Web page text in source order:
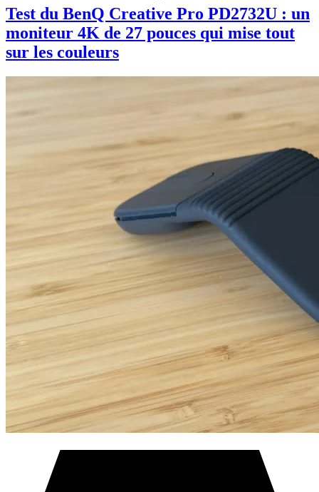
Test du BenQ Creative Pro PD2732U : un
moniteur 4K de 27 pouces qui mise tout
sur les couleurs